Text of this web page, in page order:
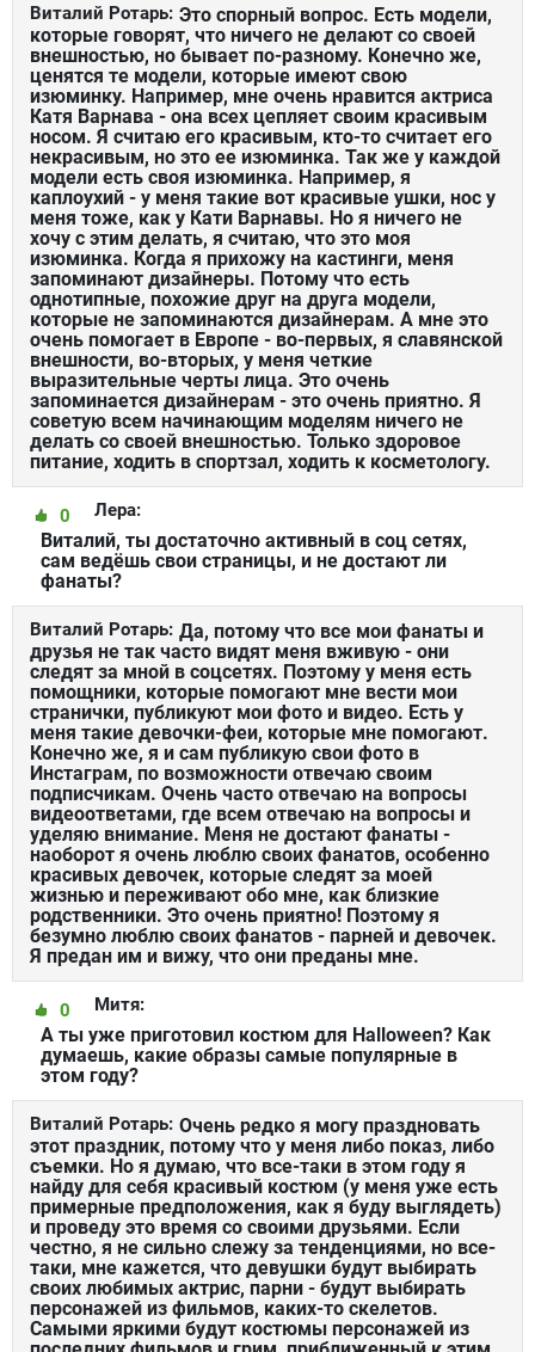
Виталий Ротарь: Это спорный вопрос. Есть модели,
которые говорят, что ничего не делают со своей
внешностью, но бывает по-разному. Конечно же,
ценятся те модели, которые имеют свою
изюминку. Например, мне очень нравится актриса
Катя Варнава - она всех цепляет своим красивым
носом. Я считаю его красивым, кто-то считает его
некрасивым, но это ее изюминка. Так же у каждой
модели есть своя изюминка. Например, я
каплоухий - у меня такие вот красивые ушки, нос у
меня тоже, как у Кати Варнавы. Но я ничего не
хочу с этим делать, я считаю, что это моя
изюминка. Когда я прихожу на кастинги, меня
запоминают дизайнеры. Потому что есть
однотипные, похожие друг на друга модели,
которые не запоминаются дизайнерам. А мне это
очень помогает в Европе - во-первых, я славянской
внешности, во-вторых, у меня четкие
выразительные черты лица. Это очень
запоминается дизайнерам - это очень приятно. Я
советую всем начинающим моделям ничего не
делать со своей внешностью. Только здоровое
питание, ходить в спортзал, ходить к косметологу.
Лера:
0
Виталий, ты достаточно активный в соц сетях,
сам ведёшь свои страницы, и не достают ли
фанаты?
Виталий Ротарь: Да, потому что все мои фанаты и
друзья не так часто видят меня вживую - они
следят за мной в соцсетях. Поэтому у меня есть
помощники, которые помогают мне вести мои
странички, публикуют мои фото и видео. Есть у
меня такие девочки-феи, которые мне помогают.
Конечно же, я и сам публикую свои фото в
Инстаграм, по возможности отвечаю своим
подписчикам. Очень часто отвечаю на вопросы
видеоответами, где всем отвечаю на вопросы и
уделяю внимание. Меня не достают фанаты -
наоборот я очень люблю своих фанатов, особенно
красивых девочек, которые следят за моей
жизнью и переживают обо мне, как близкие
родственники. Это очень приятно! Поэтому я
безумно люблю своих фанатов - парней и девочек.
Я предан им и вижу, что они преданы мне.
Митя:
0
А ты уже приготовил костюм для Halloween? Как
думаешь, какие образы самые популярные в
этом году?
Виталий Ротарь: Очень редко я могу праздновать
этот праздник, потому что у меня либо показ, либо
съемки. Но я думаю, что все-таки в этом году я
найду для себя красивый костюм (у меня уже есть
примерные предположения, как я буду выглядеть)
и проведу это время со своими друзьями. Если
честно, я не сильно слежу за тенденциями, но все-
таки, мне кажется, что девушки будут выбирать
своих любимых актрис, парни - будут выбирать
персонажей из фильмов, каких-то скелетов.
Самыми яркими будут костюмы персонажей из